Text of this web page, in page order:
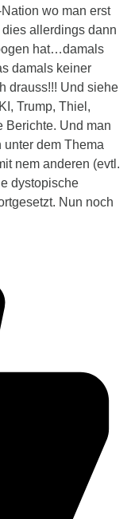
wo man erst
allerdings dann
hat…damals
damals keiner
drauss!!! Und siehe
Trump, Thiel,
Berichte. Und man
dem Thema
nem anderen (evtl.
dystopische
Nun noch